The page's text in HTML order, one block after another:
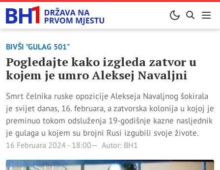
BIVŠI "GULAG 501"
Pogledajte kako izgleda zatvor u
kojem je umro Aleksej Navaljni
Smrt čelnika ruske opozicije Alekseja Navaljnog šokirala
je svijet danas, 16. februara, a zatvorska kolonija u kojoj je
preminuo tokom odsluženja 19-godišnje kazne nasljednik
je gulaga u kojem su brojni Rusi izgubili svoje živote.
16 Februara 2024 - 18:00 Autor: BH1